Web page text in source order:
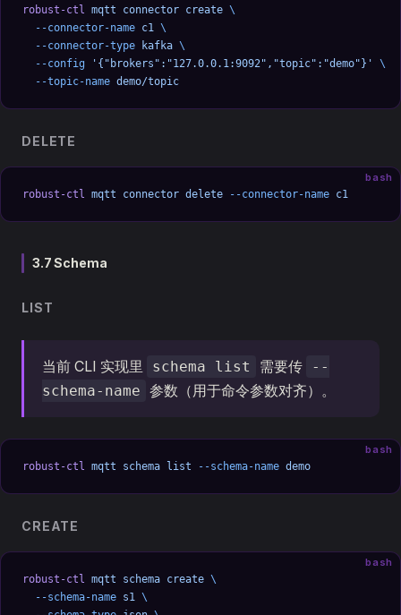
robust-ctl mqtt connector create \
  --connector-name
c1 \
  --connector-type
kafka \
  --config
'{"brokers":"127.0.0.1:9092","topic":"demo"}'
\
  --topic-name
demo/topic
DELETE
bash
robust-ctl mqtt connector delete --connector-name c1
3.7 Schema
LIST
当前 CLI 实现里 schema list 需要传
--
schema-name 参数（用于命令参数对齐）。
bash
robust-ctl mqtt schema list --schema-name demo
CREATE
bash
robust-ctl mqtt schema create \
  --schema-name
s1 \